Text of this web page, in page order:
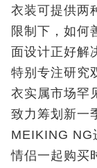
衣装可提供两
限制下，如何
面设计正好解
特别专注研究
衣实属市场罕
致力筹划新一
MEIKING NG
情侣一起购买